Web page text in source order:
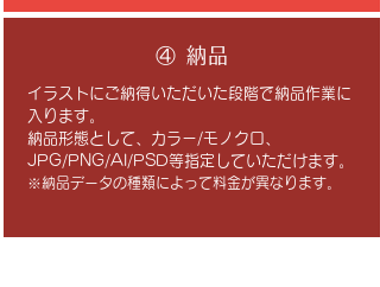
④ 納品
イラストにご納得いただいた段階で納品作業に
入ります。
納品形態として、カラー/モノクロ、
JPG/PNG/AI/PSD等指定していただけます。
※納品データの種類によって料金が異なります。